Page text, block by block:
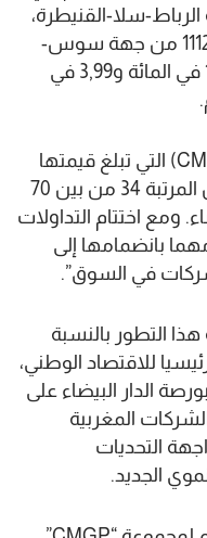
جهة الرباط-سلا-القنيطرة،
و3046 من جهة فاس-مكناس، و1112 من جهة سوس-
ماسة على حصص بلغت تواليا 12,2 في المائة و3,99 في
وأبرز الصنهاجي أن “مجموعة ( CMGP) التي تبلغ قيمتها
السوقية 3,4 مليار درهم، تحتل الآن المرتبة 34 من بين 70
ومع اختتام التداولات
بانضمامها إلى
في السوق”.
التطور بالنسبة
للاقتصاد الوطني،
الدار البيضاء على
المغربية
التحديات
الجديد.